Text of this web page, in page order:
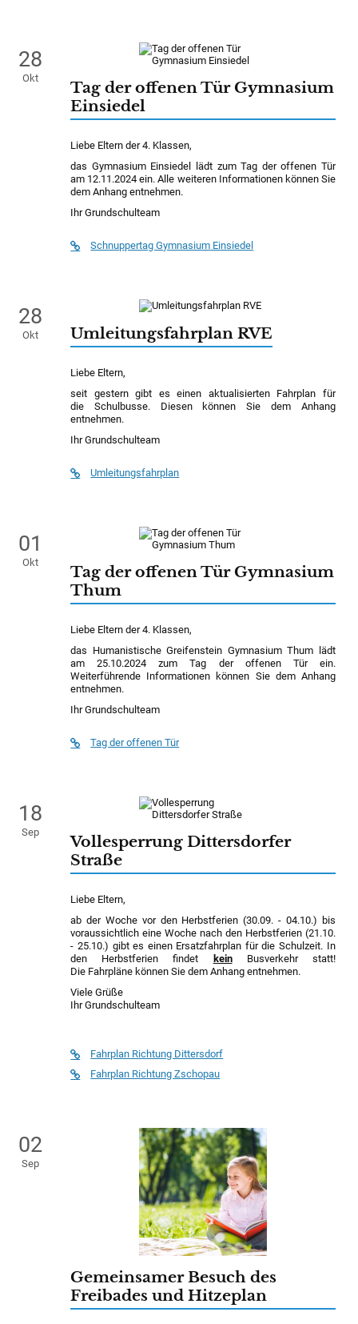
28
Okt
Tag der offenen Tür Gymnasium
Einsiedel
Liebe Eltern der 4. Klassen,
das Gymnasium Einsiedel lädt zum Tag der offenen Tür
am 12.11.2024 ein. Alle weiteren Informationen können Sie
dem Anhang entnehmen.
Ihr Grundschulteam
Schnuppertag Gymnasium Einsiedel
28
Okt Umleitungsfahrplan RVE
Liebe Eltern,
seit gestern gibt es einen aktualisierten Fahrplan für
die Schulbusse. Diesen können Sie dem Anhang
entnehmen.
Ihr Grundschulteam
Umleitungsfahrplan
01
Okt
Tag der offenen Tür Gymnasium
Thum
Liebe Eltern der 4. Klassen,
das Humanistische Greifenstein Gymnasium Thum lädt
am 25.10.2024 zum Tag der offenen Tür ein.
Weiterführende Informationen können Sie dem Anhang
entnehmen.
Ihr Grundschulteam
Tag der offenen Tür
18
Sep
Vollesperrung Dittersdorfer
Straße
Liebe Eltern,
ab der Woche vor den Herbstferien (30.09. - 04.10.) bis
voraussichtlich eine Woche nach den Herbstferien (21.10.
- 25.10.) gibt es einen Ersatzfahrplan für die Schulzeit. In
den Herbstferien findet keinBusverkehr statt!
Die Fahrpläne können Sie dem Anhang entnehmen.
Viele Grüße
Ihr Grundschulteam
Fahrplan Richtung Dittersdorf
Fahrplan Richtung Zschopau
02
Sep
Gemeinsamer Besuch des
Freibades und Hitzeplan